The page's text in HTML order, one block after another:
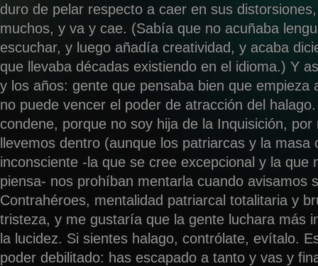
duro de pelar respecto a caer en sus
muchos, y va y cae. (Sabía que no acuñaba
escuchar, y luego añadía creatividad, y acaba
que llevaba décadas existiendo en el idioma.) Y
y los años: gente que pensaba bien que empieza
no puede vencer el poder de atracción del
condene, porque no soy hija de la Inquisición, por
llevemos dentro (aunque los patriarcas y la masa
inconsciente -la que se cree excepcional y la que
piensa- nos prohíban mentarla cuando avisamos
Contrahéroes, mentalidad patriarcal totalitaria y
tristeza, y me gustaría que la gente luchara más
la lucidez. Si sientes halago, contrólate, evítalo.
poder debilitado: has escapado a tanto y vas y